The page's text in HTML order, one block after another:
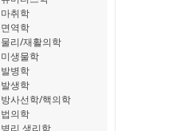
마취학
면역학
물리/재활의학
미생물학
발병학
발생학
방사선학/핵의학
법의학
병리 생리학